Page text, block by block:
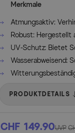
Merkmale
Atmungsaktiv:
Robust: Hergestellt
UV-Schutz: Bietet
Wasserabweisend:
PRODUKTDETAILS
CHF 149.90UVP